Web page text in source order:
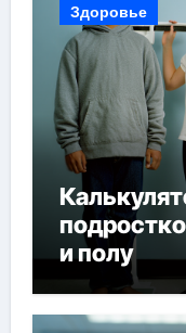
Здоровье
и полу